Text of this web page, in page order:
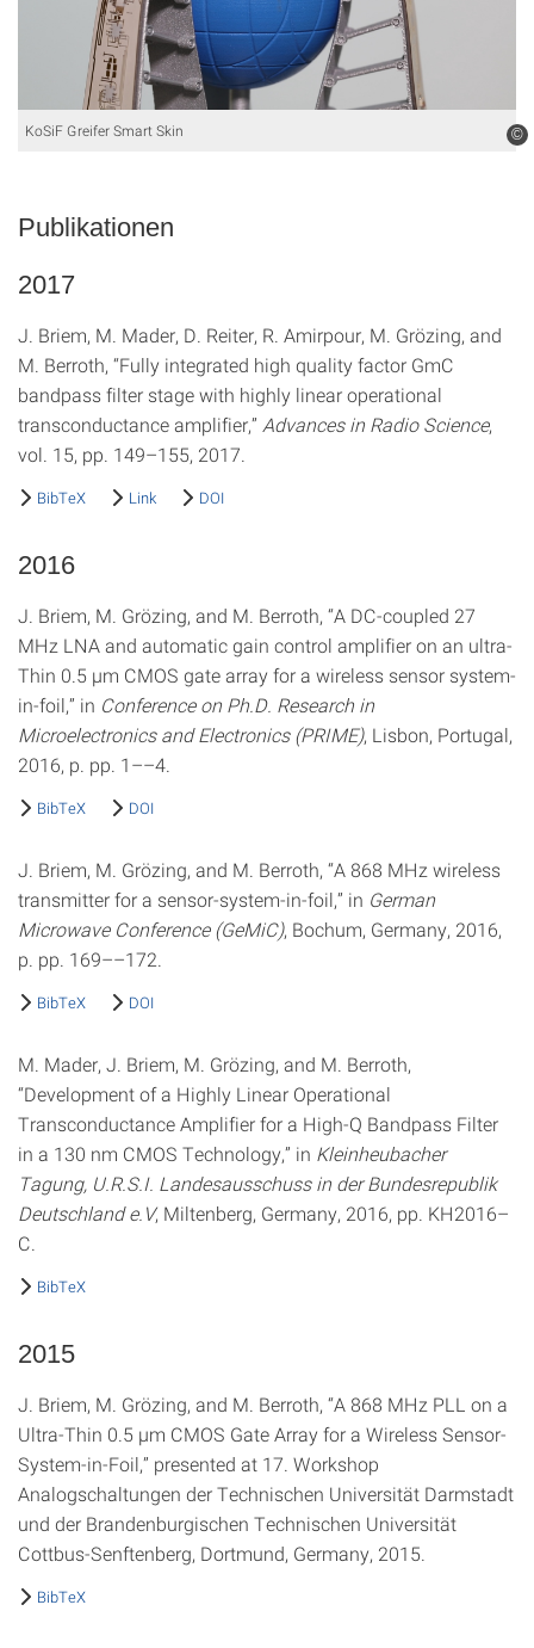
©
KoSiF Greifer Smart Skin
Publikationen
2017
J. Briem, M. Mader, D. Reiter, R. Amirpour, M. Grözing, and
M. Berroth, “Fully integrated high quality factor GmC
bandpass filter stage with highly linear operational
transconductance amplifier,” Advances in Radio Science,
vol. 15, pp. 149–155, 2017.
BibTeX Link DOI
2016
J. Briem, M. Grözing, and M. Berroth, “A DC-coupled 27
MHz LNA and automatic gain control amplifier on an ultra-
Thin 0.5 µm CMOS gate array for a wireless sensor system-
in-foil,” in Conference on Ph.D. Research in
Microelectronics and Electronics (PRIME), Lisbon, Portugal,
2016, p. pp. 1––4.
BibTeX DOI
J. Briem, M. Grözing, and M. Berroth, “A 868 MHz wireless
transmitter for a sensor-system-in-foil,” in German
Microwave Conference (GeMiC), Bochum, Germany, 2016,
p. pp. 169––172.
BibTeX DOI
M. Mader, J. Briem, M. Grözing, and M. Berroth,
“Development of a Highly Linear Operational
Transconductance Amplifier for a High-Q Bandpass Filter
in a 130 nm CMOS Technology,” in Kleinheubacher
Tagung, U.R.S.I. Landesausschuss in der Bundesrepublik
Deutschland e.V, Miltenberg, Germany, 2016, pp. KH2016–
C.
BibTeX
2015
J. Briem, M. Grözing, and M. Berroth, “A 868 MHz PLL on a
Ultra-Thin 0.5 μm CMOS Gate Array for a Wireless Sensor-
System-in-Foil,” presented at 17. Workshop
Analogschaltungen der Technischen Universität Darmstadt
und der Brandenburgischen Technischen Universität
Cottbus-Senftenberg, Dortmund, Germany, 2015.
BibTeX